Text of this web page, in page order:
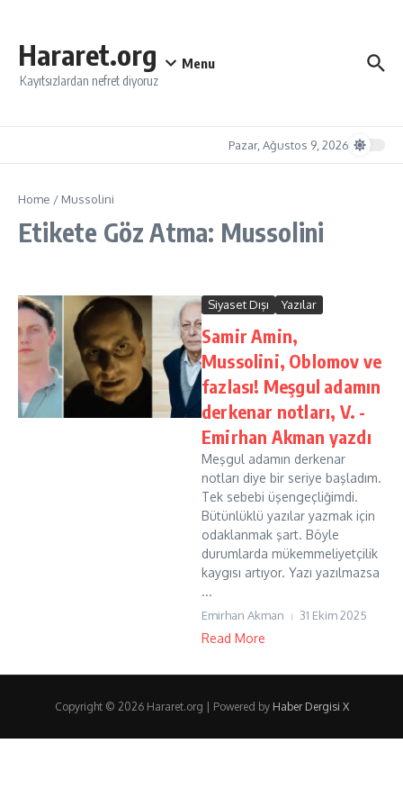
Hararet.org
Kayıtsızlardan nefret diyoruz
Menu
Pazar, Ağustos 9, 2026
Home / Mussolini
Etikete Göz Atma: Mussolini
Siyaset Dışı Yazılar
Samir Amin,
Mussolini, Oblomov ve
fazlası! Meşgul adamın
derkenar notları, V. -
Emirhan Akman yazdı
Meşgul adamın derkenar
notları diye bir seriye başladım.
Tek sebebi üşengeçliğimdi.
Bütünlüklü yazılar yazmak için
odaklanmak şart. Böyle
durumlarda mükemmeliyetçilik
kaygısı artıyor. Yazı yazılmazsa
...
Emirhan Akman 31 Ekim 2025
Read More
Copyright © 2026 Hararet.org | Powered by Haber Dergisi X